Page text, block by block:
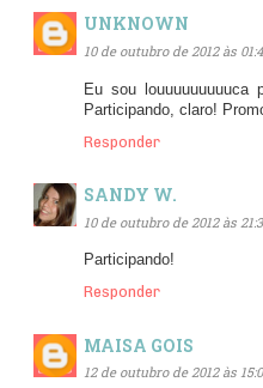
UNKNOWN
10 de outubro de 2012 às
Eu sou
Participando, claro!
Responder
SANDY W.
10 de outubro de 2012 às
Participando!
Responder
MAISA GOIS
12 de outubro de 2012 às